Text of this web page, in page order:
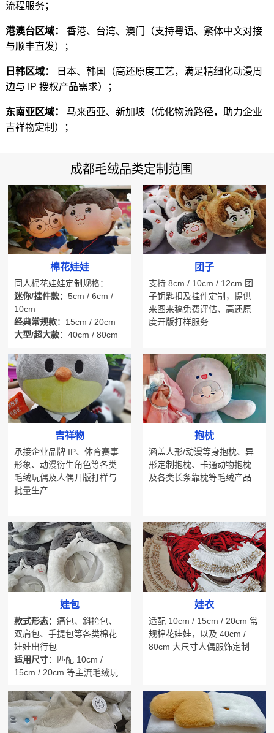
流程服务；
港澳台区域：
香港、台湾、澳门（支持粤语、繁体中文对接
与顺丰直发）；
日韩区域：
日本、韩国（高还原度工艺，满足精细化动漫周
边与 IP 授权产品需求）；
东南亚区域：
马来西亚、新加坡（优化物流路径，助力企业
吉祥物定制）；
成都毛绒品类定制范围
棉花娃娃
同人棉花娃娃定制规格：
迷你/挂件款：5cm / 6cm /
10cm
经典常规款：15cm / 20cm
大型/超大款：40cm / 80cm
团子
支持 8cm / 10cm / 12cm 团
子钥匙扣及挂件定制，提供
来图来稿免费评估、高还原
度开版打样服务
吉祥物
承接企业品牌 IP、体育赛事
形象、动漫衍生角色等各类
毛绒玩偶及人偶开版打样与
批量生产
抱枕
涵盖人形/动漫等身抱枕、异
形定制抱枕、卡通动物抱枕
及各类长条靠枕等毛绒产品
娃包
款式形态：痛包、斜挎包、
双肩包、手提包等各类棉花
娃娃出行包
适用尺寸：匹配 10cm /
15cm / 20cm 等主流毛绒玩
娃衣
适配 10cm / 15cm / 20cm 常
规棉花娃娃，以及 40cm /
80cm 大尺寸人偶服饰定制